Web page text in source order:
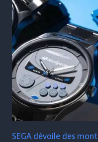
SEGA dévoile des